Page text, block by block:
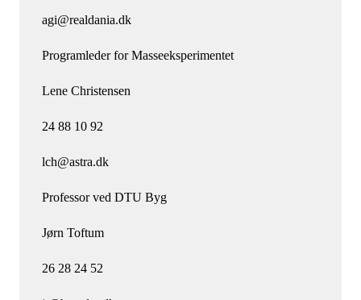
agi@realdania.dk
Programleder for Masseeksperimentet
Lene Christensen
24 88 10 92
lch@astra.dk
Professor ved DTU Byg
Jørn Toftum
26 28 24 52